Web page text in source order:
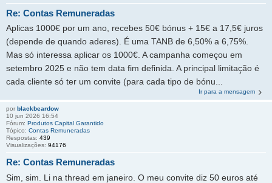
Re: Contas Remuneradas
Aplicas 1000€ por um ano, recebes 50€ bónus + 15€ a 17,5€ juros
(depende de quando aderes). É uma TANB de 6,50% a 6,75%.
Mas só interessa aplicar os 1000€. A campanha começou em
setembro 2025 e não tem data fim definida. A principal limitação é
cada cliente só ter um convite (para cada tipo de bónu...
Ir para a mensagem
por blackbeardow
10 jun 2026 16:54
Fórum: Produtos Capital Garantido
Tópico: Contas Remuneradas
Respostas: 439
Visualizações: 94176
Re: Contas Remuneradas
Sim, sim. Li na thread em janeiro. O meu convite diz 50 euros até